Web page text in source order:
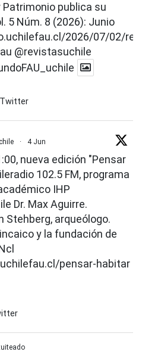
publica su
5 Núm. 8 (2026): Junio
2026/07/02/
@revistasuchile
Twitter
· 4 Jun
nueva edición "Pensar
102.5 FM, programa
IHP
Dr. Max Aguirre.
Stehberg, arqueólogo.
y la fundación de
pensar-habitar